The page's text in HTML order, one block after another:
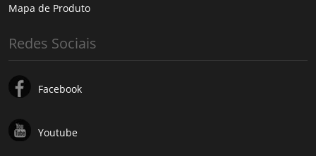
Mapa de Produto
Redes Sociais
Facebook
Youtube